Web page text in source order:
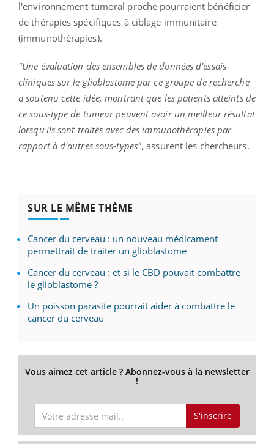
l'environnement tumoral proche pourraient bénéficier
de thérapies spécifiques à ciblage immunitaire
(immunothérapies).
"Une évaluation des ensembles de données d'essais
cliniques sur le glioblastome par ce groupe de recherche
a soutenu cette idée, montrant que les patients atteints de
ce sous-type de tumeur peuvent avoir un meilleur résultat
lorsqu'ils sont traités avec des immunothérapies par
rapport à d'autres sous-types", assurent les chercheurs.
SUR LE MÊME THÈME
Cancer du cerveau : un nouveau médicament
permettrait de traiter un glioblastome
Cancer du cerveau : et si le CBD pouvait combattre
le glioblastome ?
Un poisson parasite pourrait aider à combattre le
cancer du cerveau
Vous aimez cet article ? Abonnez-vous à la newsletter
!
S'inscrire